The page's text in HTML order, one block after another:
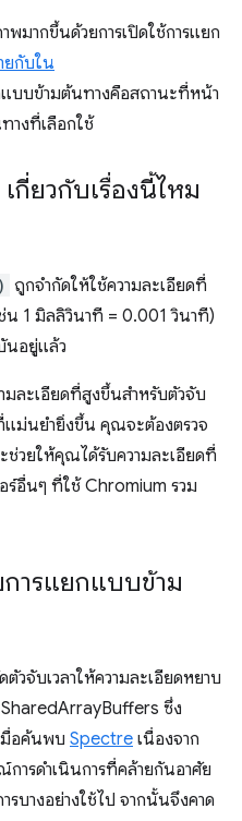
พมากขึ้นด้วยการเปิดใช้การแยก
ยกับใน
แบบข้ามต้นทางคือสถานะที่หน้า
างที่เลือกใช้
กี่ยวกับเรื่องนี้ไหม
ถูกจํากัดให้ใช้ความละเอียดที่
น 1 มิลลิวินาที = 0.001 วินาที)
นอยู่แล้ว
มละเอียดที่สูงขึ้นสำหรับตัวจับ
แม่นยำยิ่งขึ้น คุณจะต้องตรวจ
ช่วยให้คุณได้รับความละเอียดที่
ร์อื่นๆ ที่ใช้ Chromium รวม
การแยกแบบข้าม
ตัวจับเวลาให้ความละเอียดหยาบ
ซึ่ง
มื่อค้นพบ Spectre เนื่องจาก
ารดำเนินการที่คล้ายกันอาศัย
รบางอย่างใช้ไป จากนั้นจึงคาด